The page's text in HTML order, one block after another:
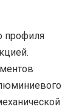
профиля